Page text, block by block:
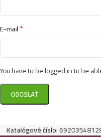
E-mail*
You have to be logged in to be
Katalógové číslo: